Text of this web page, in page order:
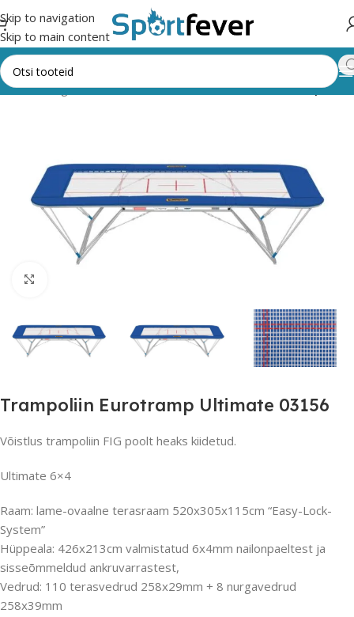
Skip to navigation
Skip to main content
Kõik kategooriad Võimlemine Võimlemisvahendid Trampoliin
Trampoliin Eurotramp Ultimate 03156
Võistlus trampoliin FIG poolt heaks kiidetud.
Ultimate 6×4
Raam: lame-ovaalne terasraam 520x305x115cm “Easy-Lock-
System”
Hüppeala: 426x213cm valmistatud 6x4mm nailonpaeltest ja
sisseõmmeldud ankruvarrastest,
Vedrud: 110 terasvedrud 258x29mm + 8 nurgavedrud
258x39mm